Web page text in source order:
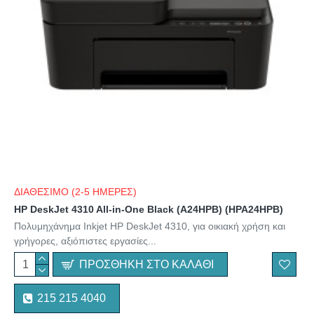
ΔΙΑΘΕΣΙΜΟ (2-5 ΗΜΕΡΕΣ)
HP DeskJet 4310 All-in-One Black (A24HPB) (HPA24HPB)
Πολυμηχάνημα Inkjet HP DeskJet 4310, για οικιακή χρήση και
γρήγορες, αξιόπιστες εργασίες...
ΠΡΟΣΘΉΚΗ ΣΤΟ ΚΑΛΆΘΙ
215 215 4040